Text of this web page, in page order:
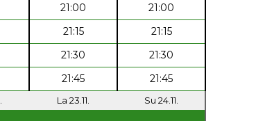
21:00
21:00
21:15
21:15
21:30
21:30
21:45 21:45
La 23.11. Su 24.11.